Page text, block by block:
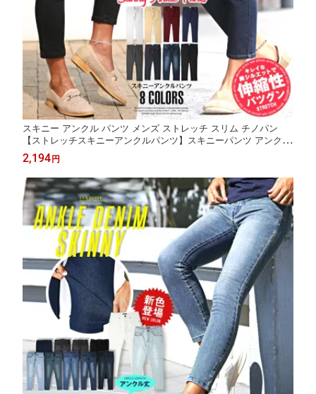
スキニー アンクル パンツ メンズ ストレッチ スリム チノパン
【ストレッチスキニーアンクルパンツ】スキニーパンツ アンクル
パンツ ストレッチパンツ アンクル丈 9分丈 ボトムス 無地 細身
タイト ストレッチ 伸縮 大人 BITTER ビター系 大人 ファッショ
ン 服 春 夏 白 黒
2,194 円